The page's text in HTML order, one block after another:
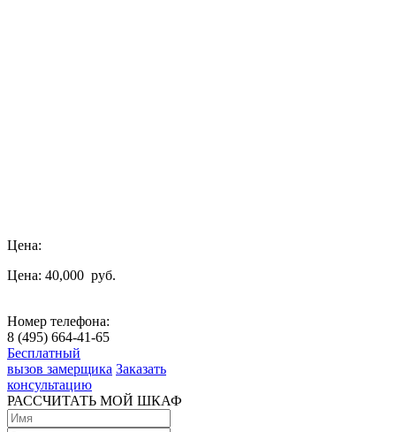
Цена:
Цена: 40,000 руб.
Номер телефона:
8 (495) 664-41-65
Бесплатный
вызов замерщика Заказать
консультацию
РАССЧИТАТЬ МОЙ ШКАФ